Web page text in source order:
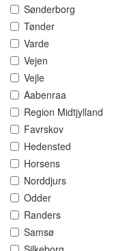
Sønderborg
Tønder
Varde
Vejen
Vejle
Aabenraa
Region Midtjylland
Favrskov
Hedensted
Horsens
Norddjurs
Odder
Randers
Samsø